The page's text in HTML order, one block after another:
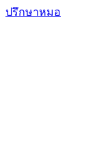
ปรึกษาหมอ